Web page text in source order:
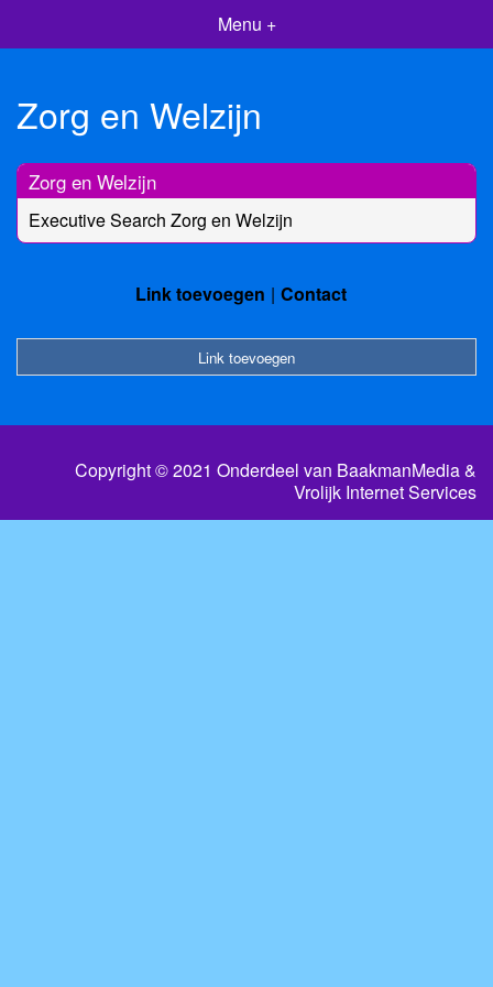
Menu +
Zorg en Welzijn
Zorg en Welzijn
Executive Search Zorg en Welzijn
Link toevoegen Contact
Link toevoegen
Copyright © 2021 Onderdeel van BaakmanMedia&
Vrolijk Internet Services